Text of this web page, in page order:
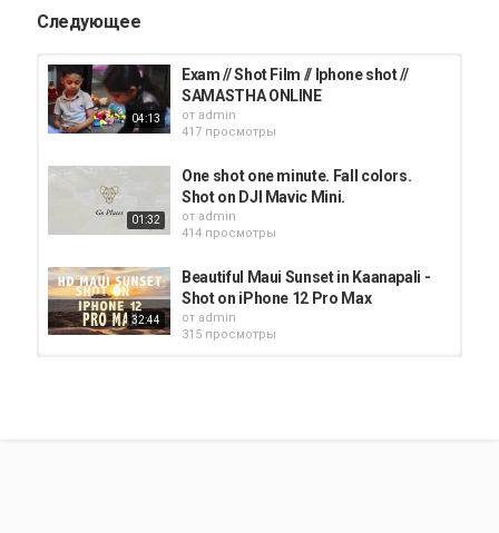
Следующее
04:13
Exam // Shot Film // Iphone shot //
SAMASTHA ONLINE
от admin
417 просмотры
01:32
One shot one minute. Fall colors.
Shot on DJI Mavic Mini.
от admin
414 просмотры
32:44
Beautiful Maui Sunset in Kaanapali -
Shot on iPhone 12 Pro Max
от admin
315 просмотры